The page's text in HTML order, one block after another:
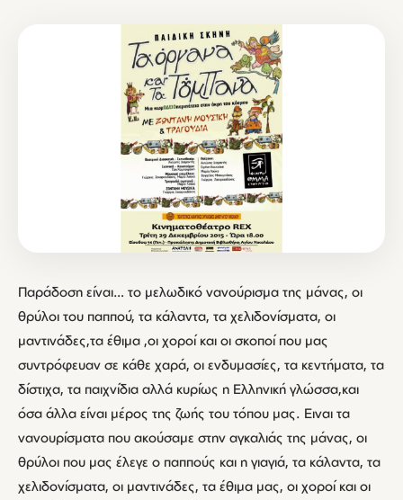
Παράδοση είναι… τo μελωδικό νανούρισμα της μάνας, οι
θρύλοι του παππού, τα κάλαντα, τα χελιδονίσματα, οι
μαντινάδες,τα έθιμα ,οι χοροί και οι σκοποί που μας
συντρόφευαν σε κάθε χαρά, οι ενδυμασίες, τα κεντήματα, τα
δίστιχα, τα παιχνίδια αλλά κυρίως η Ελληνική γλώσσα,και
όσα άλλα είναι μέρος της ζωής του τόπου μας. Ειναι τα
νανουρίσματα που ακούσαμε στην αγκαλιάς της μάνας, οι
θρύλοι που μας έλεγε ο παππούς και η γιαγιά, τα κάλαντα, τα
χελιδονίσματα, οι μαντινάδες, τα έθιμα μας, οι χοροί και οι